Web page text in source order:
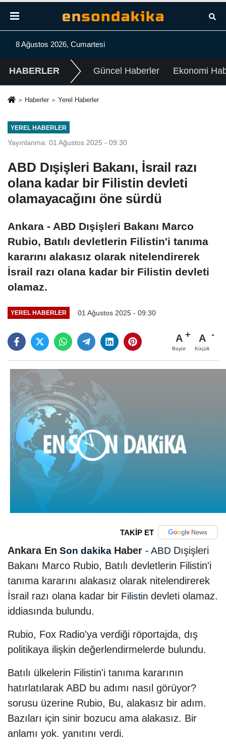
8 Ağustos 2026, Cumartesi
HABERLER Güncel Haberler Ekonomi
Haberler Yerel Haberler
YEREL HABERLER
Yayınlanma: 01 Ağustos 2025 - 09:30
ABD Dışişleri Bakanı, İsrail razı
olana kadar bir Filistin devleti
olamayacağını öne sürdü
Ankara - ABD Dışişleri Bakanı Marco
Rubio, Batılı devletlerin Filistin'i tanıma
kararını alakasız olarak nitelendirerek
İsrail razı olana kadar bir Filistin devleti
olamaz.
YEREL HABERLER 01 Ağustos 2025 - 09:30
A
Büyüt
A
Küçült
TAKİP ET
Ankara En Son dakika Haber - ABD Dışişleri
Bakanı Marco Rubio, Batılı devletlerin Filistin'i
tanıma kararını alakasız olarak nitelendirerek
İsrail razı olana kadar bir Filistin devleti olamaz.
iddiasında bulundu.
Rubio, Fox Radio'ya verdiği röportajda, dış
politikaya ilişkin değerlendirmelerde bulundu.
Batılı ülkelerin Filistin'i tanıma kararının
hatırlatılarak ABD bu adımı nasıl görüyor?
sorusu üzerine Rubio, Bu, alakasız bir adım.
Bazıları için sinir bozucu ama alakasız. Bir
anlamı yok. yanıtını verdi.